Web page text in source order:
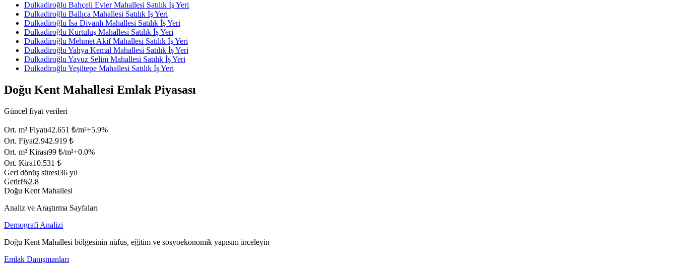
Dulkadiroğlu Bahçeli Evler Mahallesi Satılık İş Yeri
Dulkadiroğlu Ballıca Mahallesi Satılık İş Yeri
Dulkadiroğlu İsa Divanlı Mahallesi Satılık İş Yeri
Dulkadiroğlu Kurtuluş Mahallesi Satılık İş Yeri
Dulkadiroğlu Mehmet Akif Mahallesi Satılık İş Yeri
Dulkadiroğlu Yahya Kemal Mahallesi Satılık İş Yeri
Dulkadiroğlu Yavuz Selim Mahallesi Satılık İş Yeri
Dulkadiroğlu Yeşiltepe Mahallesi Satılık İş Yeri
Doğu Kent Mahallesi Emlak Piyasası
Güncel fiyat verileri
Ort. m² Fiyatı42.651 ₺/m²+5.9%
Ort. Fiyat2.942.919 ₺
Ort. m² Kirası99 ₺/m²+0.0%
Ort. Kira10.531 ₺
Geri dönüş süresi36 yıl
Getiri%2.8
Doğu Kent Mahallesi
Analiz ve Araştırma Sayfaları
Demografi Analizi
Doğu Kent Mahallesi bölgesinin nüfus, eğitim ve sosyoekonomik yapısını inceleyin
Emlak Danışmanları